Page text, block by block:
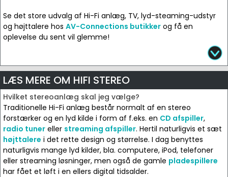
Se det store udvalg af Hi-Fi anlæg, TV, lyd-steaming-udstyr
og højttalere hos AV-Connections butikker og få en
oplevelse du sent vil glemme!
LÆS MERE OM HIFI STEREO
Hvilket stereoanlæg skal jeg vælge?
Traditionelle Hi-Fi anlæg består normalt af en stereo
forstærker og en lyd kilde i form af f.eks. en CD afspiller,
radio tuner eller streaming afspiller. Hertil naturligvis et sæt
højttalere i det rette design og størrelse. I dag benyttes
naturligvis mange lyd kilder, bla. computere, iPod, telefoner
eller streaming løsninger, men også de gamle pladespillere
har fået et løft i en ellers digital tidsalder.